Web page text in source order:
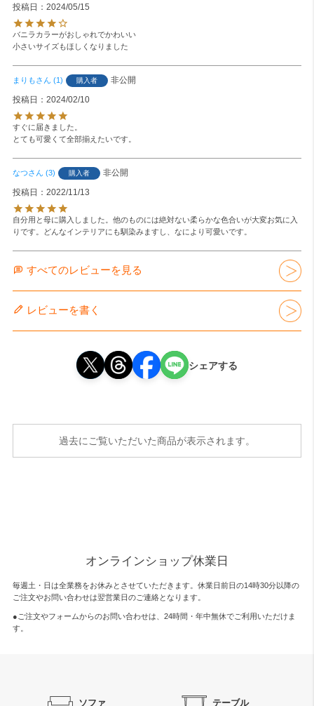
投稿日
2024/05/15
バニラカラーがおしゃれでかわいい
小さいサイズもほしくなりました
まりも 1 購入者
非公開
投稿日
2024/02/10
すぐに届きました。
とても可愛くて全部揃えたいです。
なつ 3 購入者
非公開
投稿日
2022/11/13
自分用と母に購入しました。他のものには絶対ない柔らかな色合いが大変お気に入
りです。どんなインテリアにも馴染みますし、なにより可愛いです。
すべてのレビューを見る
レビューを書く
シェアする
過去にご覧いただいた商品が表示されます。
オンラインショップ休業日
毎週土・日は全業務をお休みとさせていただきます。休業日前日の14時30分以降の
ご注文やお問い合わせは翌営業日のご連絡となります。
●ご注文やフォームからのお問い合わせは、 24時間・年中無休でご利用いただけま
す。
ソファ テーブル